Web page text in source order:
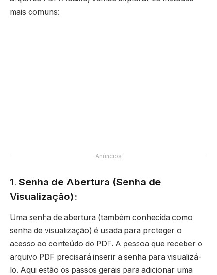
mais comuns:
Anúncios
1. Senha de Abertura (Senha de
Visualização):
Uma senha de abertura (também conhecida como
senha de visualização) é usada para proteger o
acesso ao conteúdo do PDF. A pessoa que receber o
arquivo PDF precisará inserir a senha para visualizá-
lo. Aqui estão os passos gerais para adicionar uma